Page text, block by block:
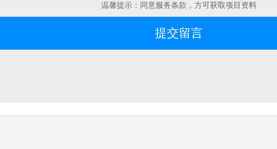
温馨提示：同意服务条款，方可获取项目资料